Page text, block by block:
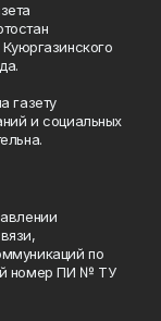
газету
и социальных
по
номер ПИ № ТУ